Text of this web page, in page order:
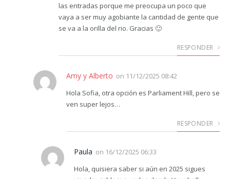
las entradas porque me preocupa un poco que
vaya a ser muy agobiante la cantidad de gente que
se va a la orilla del rio. Gracias 🙂
RESPONDER
Amy y Alberto on 11/12/2025 08:42
Hola Sofia, otra opción es Parliament Hill, pero se
ven super lejos…
RESPONDER
Paula on 16/12/2025 06:33
Hola, quisiera saber si aún en 2025 sigues